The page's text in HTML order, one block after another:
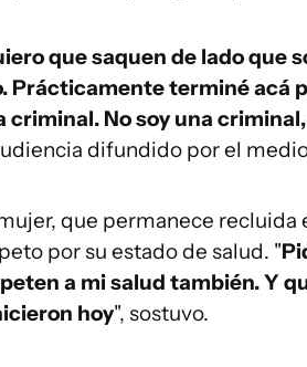
que saquen de lado que
Prácticamente terminé acá
criminal. No soy una
difundido por el
que permanece
por su estado de salud. "
a mi salud también. Y
hoy", sostuvo.